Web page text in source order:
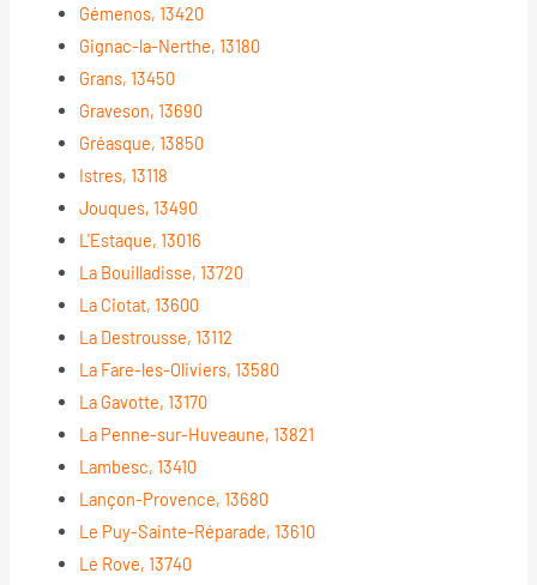
Gémenos, 13420
Gignac-la-Nerthe, 13180
Grans, 13450
Graveson, 13690
Gréasque, 13850
Istres, 13118
Jouques, 13490
L'Estaque, 13016
La Bouilladisse, 13720
La Ciotat, 13600
La Destrousse, 13112
La Fare-les-Oliviers, 13580
La Gavotte, 13170
La Penne-sur-Huveaune, 13821
Lambesc, 13410
Lançon-Provence, 13680
Le Puy-Sainte-Réparade, 13610
Le Rove, 13740